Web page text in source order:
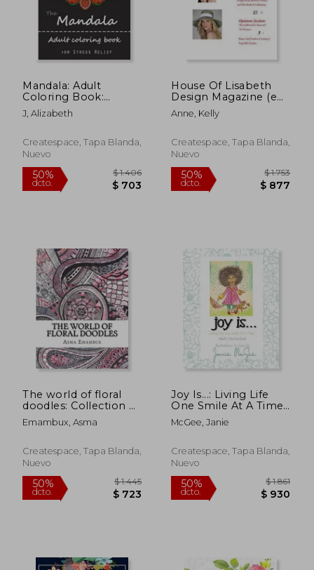
$ 665
Mandala: Adult
Coloring Book:
Mandala: Coloring For
Relax (en Inglés)
J, Alizabeth
Createspace, Tapa Blanda,
Nuevo
House Of Lisabeth
Design Magazine (en
Inglés)
Anne, Kelly
Createspace, Tapa Blanda,
Nuevo
The world of floral
doodles: Collection of
floral doodles for
coloring (en Inglés)
Emambux, Asma
Createspace, Tapa Blanda,
Nuevo
Joy Is...: Living Life
One Smile At A Time
(en Inglés)
McGee, Janie
Createspace, Tapa Blanda,
Nuevo